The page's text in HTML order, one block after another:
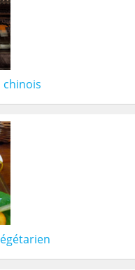
chinois